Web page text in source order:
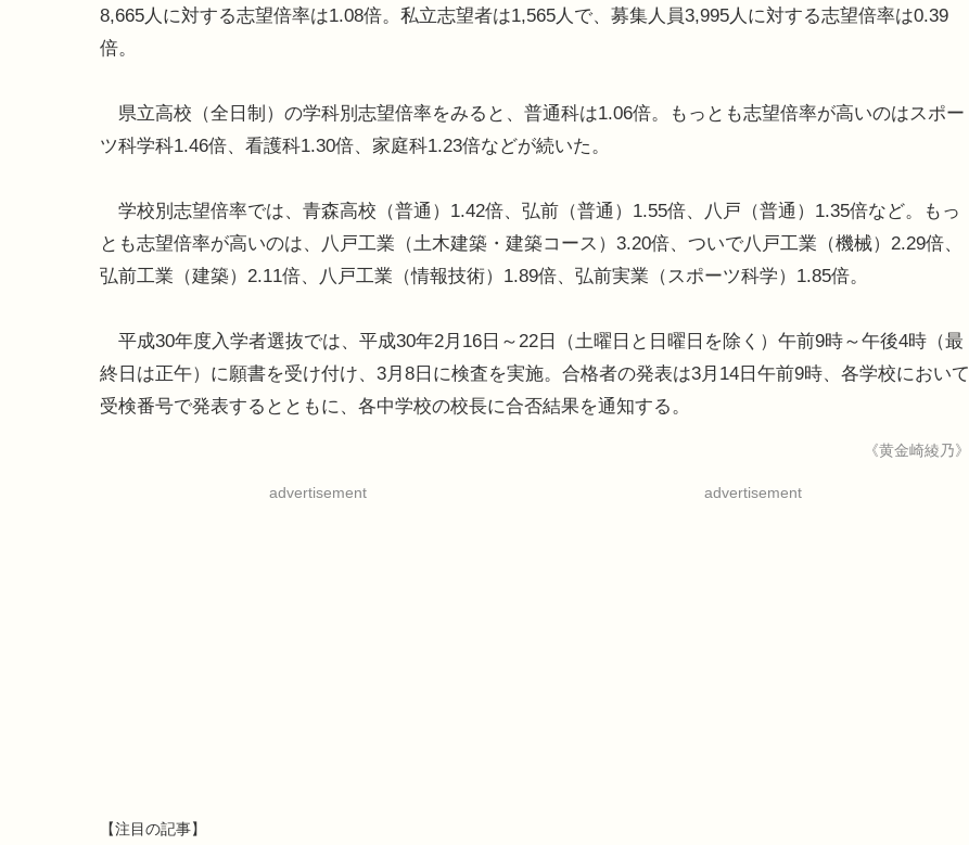
8,665人に対する志望倍率は1.08倍。私立志望者は1,565人で、募集人員3,995人に対する志望倍率は0.39
倍。
県立高校（全日制）の学科別志望倍率をみると、普通科は1.06倍。もっとも志望倍率が高いのはスポー
ツ科学科1.46倍、看護科1.30倍、家庭科1.23倍などが続いた。
学校別志望倍率では、青森高校（普通）1.42倍、弘前（普通）1.55倍、八戸（普通）1.35倍など。もっ
とも志望倍率が高いのは、八戸工業（土木建築・建築コース）3.20倍、ついで八戸工業（機械）2.29倍、
弘前工業（建築）2.11倍、八戸工業（情報技術）1.89倍、弘前実業（スポーツ科学）1.85倍。
平成30年度入学者選抜では、平成30年2月16日～22日（土曜日と日曜日を除く）午前9時～午後4時（最
終日は正午）に願書を受け付け、3月8日に検査を実施。合格者の発表は3月14日午前9時、各学校において
受検番号で発表するとともに、各中学校の校長に合否結果を通知する。
《黄金崎綾乃》
advertisement advertisement
【注目の記事】